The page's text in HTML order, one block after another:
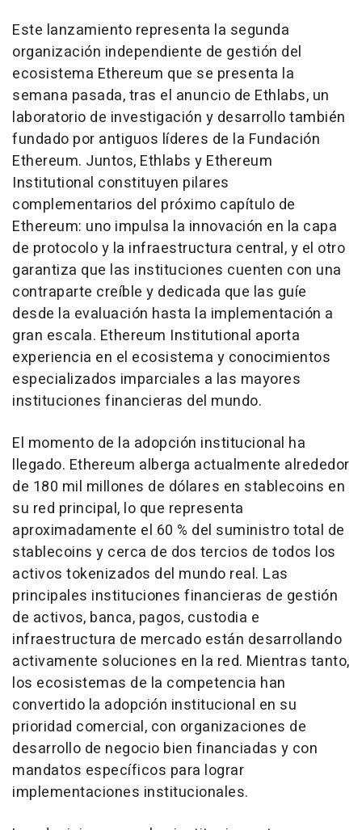
Este lanzamiento representa la segunda
organización independiente de gestión del
ecosistema Ethereum que se presenta la
semana pasada, tras el anuncio de Ethlabs, un
laboratorio de investigación y desarrollo también
fundado por antiguos líderes de la Fundación
Ethereum. Juntos, Ethlabs y Ethereum
Institutional constituyen pilares
complementarios del próximo capítulo de
Ethereum: uno impulsa la innovación en la capa
de protocolo y la infraestructura central, y el otro
garantiza que las instituciones cuenten con una
contraparte creíble y dedicada que las guíe
desde la evaluación hasta la implementación a
gran escala. Ethereum Institutional aporta
experiencia en el ecosistema y conocimientos
especializados imparciales a las mayores
instituciones financieras del mundo.
El momento de la adopción institucional ha
llegado. Ethereum alberga actualmente alrededor
de 180 mil millones de dólares en stablecoins en
su red principal, lo que representa
aproximadamente el 60 % del suministro total de
stablecoins y cerca de dos tercios de todos los
activos tokenizados del mundo real. Las
principales instituciones financieras de gestión
de activos, banca, pagos, custodia e
infraestructura de mercado están desarrollando
activamente soluciones en la red. Mientras tanto,
los ecosistemas de la competencia han
convertido la adopción institucional en su
prioridad comercial, con organizaciones de
desarrollo de negocio bien financiadas y con
mandatos específicos para lograr
implementaciones institucionales.